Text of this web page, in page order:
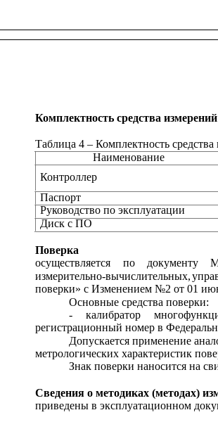
Комплектность средства измерений
Контроллер
Таблица 4 – Комплектность
Наименование
Паспорт
Руководство по
Диск
Поверка
осуществляется
по документу
измерительно-вычислительных,
поверки» с Изменением №2 от 01
Основные средства поверки:
-
калибратор
регистрационный номер в
Допускается применение
метрологических характеристик
Знак поверки наносится на
Сведения о методиках (методах)
приведены в эксплуатационном